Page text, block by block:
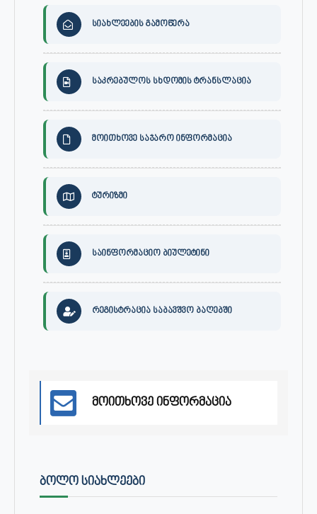
სიახლეების გამოწერა
საკრებულოს სხდომის ტრანსლაცია
მოითხოვე საჯარო ინფორმაცია
ტურიზმი
საინფორმაციო ბიულეტინი
რეგისტრაცია საბავშვო ბაღებში
მოითხოვე ინფორმაცია
ᲑᲝᲚᲝ ᲡᲘᲐᲮᲚᲔᲔᲑᲘ